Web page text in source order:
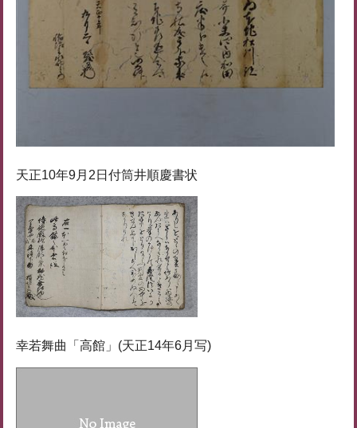
天正10年9月2日付筒井順慶書状
幸若舞曲「高館」(天正14年6月写)